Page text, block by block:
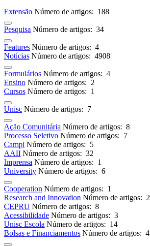
Extensão Número de artigos: 188
Pesquisa Número de artigos: 34
Features Número de artigos: 4
Notícias Número de artigos: 4908
Formulários Número de artigos: 4
Ensino Número de artigos: 2
Cursos Número de artigos: 1
Unisc Número de artigos: 7
Ação Comunitária Número de artigos: 8
Processo Seletivo Número de artigos: 7
Campi Número de artigos: 5
AAII Número de artigos: 32
Imprensa Número de artigos: 1
University Número de artigos: 6
Cooperation Número de artigos: 1
Research and Innovation Número de artigos: 2
CEPRU Número de artigos: 8
Acessibilidade Número de artigos: 3
Unisc Escola Número de artigos: 14
Bolsas e Financiamentos Número de artigos: 4